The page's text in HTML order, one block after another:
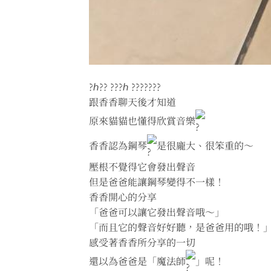
?ℎ?? ???ℎ ???????
跟香香聊天後才知道
原來貓貓也懂得欣賞音樂
香香認為鋼琴
是很龐大、很笨重的～
壓根不覺得它會發出聲音
但是爸爸能讓鋼琴變得不一樣！
香香開心的分享
「爸爸可以讓它發出聲音哦～」
「而且它的聲音好好聽，是爸爸用的哦！
感受著香香所分享的一切
還以為爸爸是「魔法師
」呢！